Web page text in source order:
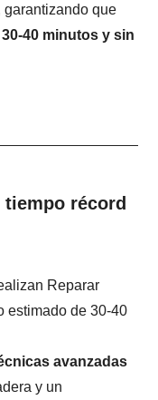
garantizando que
40 minutos y sin
tiempo récord
Reparar
estimado de 30-40
avanzadas
y un